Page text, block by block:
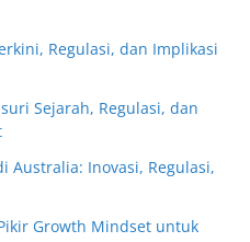
Regulasi, dan Implikasi
Sejarah, Regulasi, dan
Australia: Inovasi, Regulasi,
Growth Mindset untuk